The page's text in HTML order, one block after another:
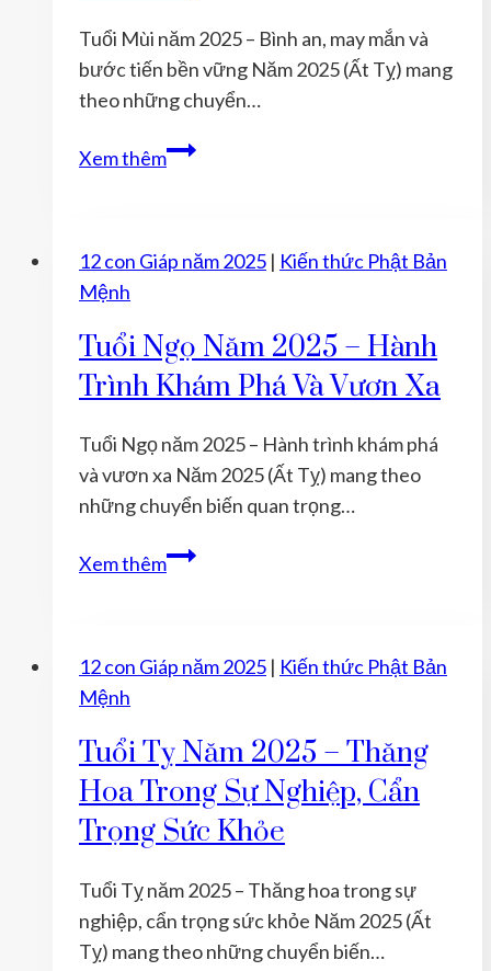
hội
Tuổi Mùi năm 2025 – Bình an, may mắn và
bước tiến bền vững Năm 2025 (Ất Tỵ) mang
theo những chuyển…
Xem thêmTuổi
–
an,
may
mắn
bước
tiến
bền
vững
12 con Giáp năm 2025 | Kiến thức Phật Bản
Mệnh
Tuổi Ngọ Năm 2025 – Hành
Trình Khám Phá Và Vươn Xa
Tuổi Ngọ năm 2025 – Hành trình khám phá
và vươn xa Năm 2025 (Ất Tỵ) mang theo
những chuyển biến quan trọng…
Xem thêmTuổi
–
trình
khám
phá
và
xa
12 con Giáp năm 2025 | Kiến thức Phật Bản
Mệnh
Tuổi Tỵ Năm 2025 – Thăng
Hoa Trong Sự Nghiệp, Cẩn
Trọng Sức Khỏe
Tuổi Tỵ năm 2025 – Thăng hoa trong sự
nghiệp, cẩn trọng sức khỏe Năm 2025 (Ất
Tỵ) mang theo những chuyển biến…